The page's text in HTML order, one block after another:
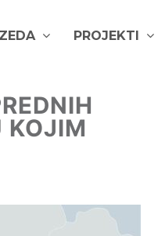
ZEDA PROJEKTI
KOJIM